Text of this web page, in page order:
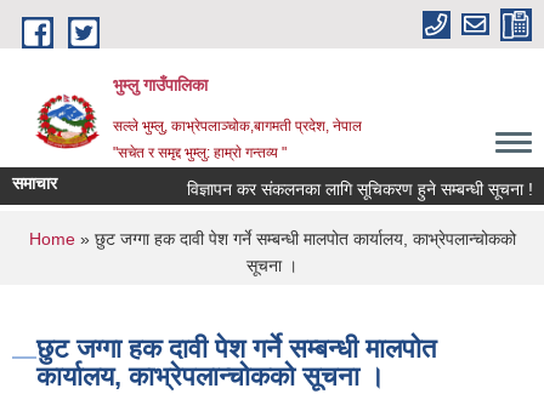
Skip to main content
भुम्लु गाउँपालिका
सल्ले भुम्लु, काभ्रेपलाञ्चोक,बागमती प्रदेश, नेपाल
"सचेत र समृद्द भुम्लु: हाम्राे गन्तव्य "
समाचार विज्ञापन कर संकलनका लागि सूचिकरण हुने सम्बन्धी सूचना !
You are here
Home» छुट जग्गा हक दावी पेश गर्ने सम्बन्धी मालपोत कार्यालय, काभ्रेपलान्चोकको
सूचना ।
छुट जग्गा हक दावी पेश गर्ने सम्बन्धी मालपोत
कार्यालय, काभ्रेपलान्चोकको सूचना ।